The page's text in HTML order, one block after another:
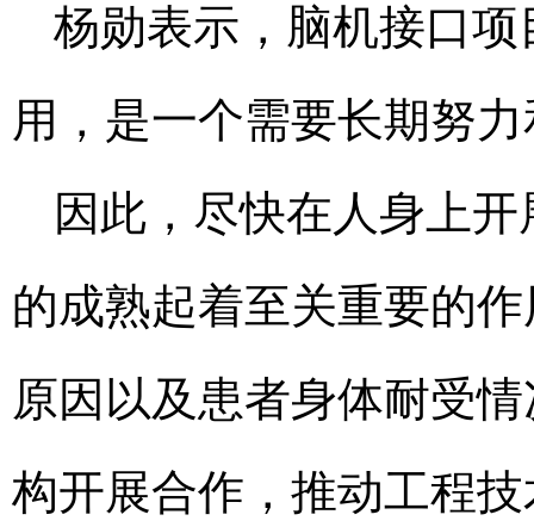
杨勋表示，脑机接口
用，是一个需要长期努
因此，尽快在人身上
的成熟起着至关重要的
原因以及患者身体耐受
构开展合作，推动工程